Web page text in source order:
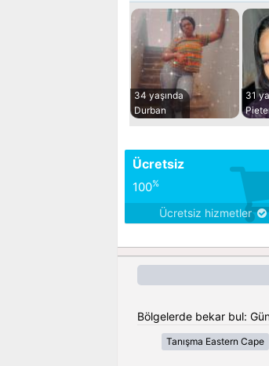
34 yaşında
Durban
31
Ücretsiz
100%
Ücretsiz hizmetler
Bölgelerde bekar bul:
Tanışma Eastern Cape